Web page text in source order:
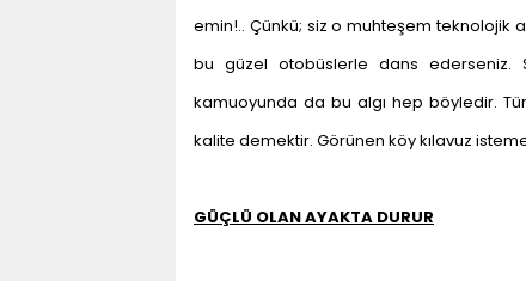
emin!.. Çünkü; siz o muhteşem teknolojik
bu güzel otobüslerle dans ederseniz.
kamuoyunda da bu algı hep böyledir.
kalite demektir. Görünen köy kılavuz
GÜÇLÜ OLAN AYAKTA DURUR